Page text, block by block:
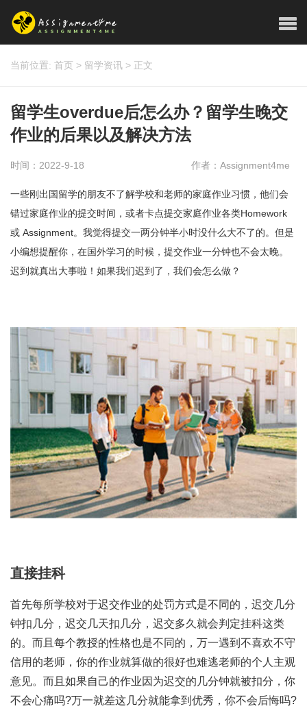
当前位置: 首页 > 留学资讯 > 正文
留学生overdue后怎么办？留学生晚交
作业的后果以及解决方法
时间：2022-9-18 作者：Assignment4me
一些刚出国留学的朋友不了解学校和老师的家庭作业习惯，他们会
错过家庭作业的提交时间，或者卡点提交家庭作业各类Homework
或 Assignment。我觉得提交一两分钟半小时没什么大不了的。但是
小编想提醒你，在国外学习的时候，提交作业一分钟也不会太晚。
迟到就真出大事啦！如果我们迟到了，我们会怎么做？
直接挂科
首先每所学校对于迟交作业的处罚方式是不同的，迟交几分
钟扣几分，迟交几天扣几分，迟交多久就会判定挂科这类
的。而且每个教授的性格也是不同的，万一遇到不喜欢不守
信用的老师，你的作业就算做的很好也难逃老师的个人主观
意见。而且如果自己的作业因为迟交的几分钟就被扣分，你
不会心痛吗?万一就差这几分就能拿到优秀，你不会后悔吗?